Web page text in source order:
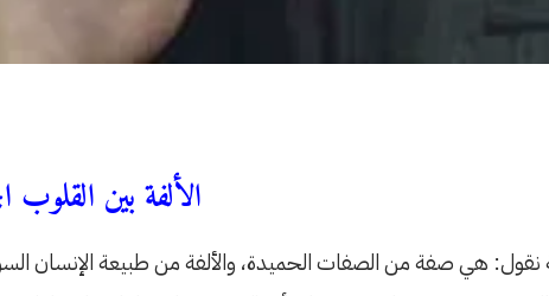
الألفة بين القلوب
نقول: هي صفة من الصفات الحميدة، والألفة من طبيعة الإنسان